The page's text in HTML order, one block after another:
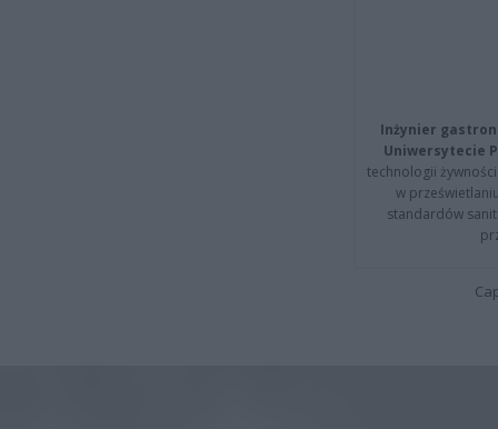
Inżynier
Uniwersytecie
technologii
w
standardów